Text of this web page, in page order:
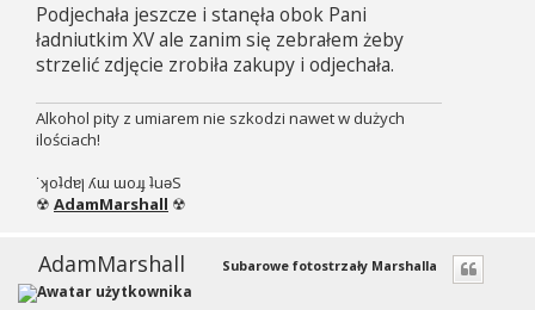
Podjechała jeszcze i stanęła obok Pani
ładniutkim XV ale zanim się zebrałem żeby
strzelić zdjęcie zrobiła zakupy i odjechała.
Alkohol pity z umiarem nie szkodzi nawet w dużych
ilościach!
˙ʞoʇdɐן ʎɯ ɯoɹɟ ʇuǝS
☢ AdamMarshall ☢
AdamMarshall Subarowe fotostrzały Marshalla